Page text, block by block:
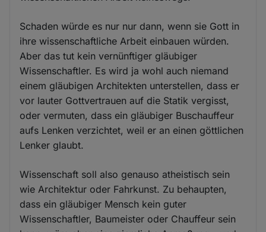
Schaden würde es nur nur dann, wenn sie Gott in
ihre wissenschaftliche Arbeit einbauen würden.
Aber das tut kein vernünftiger gläubiger
Wissenschaftler. Es wird ja wohl auch niemand
einem gläubigen Architekten unterstellen, dass er
vor lauter Gottvertrauen auf die Statik vergisst,
oder vermuten, dass ein gläubiger Buschauffeur
aufs Lenken verzichtet, weil er an einen göttlichen
Lenker glaubt.
Wissenschaft soll also genauso atheistisch sein
wie Architektur oder Fahrkunst. Zu behaupten,
dass ein gläubiger Mensch kein guter
Wissenschaftler, Baumeister oder Chauffeur sein